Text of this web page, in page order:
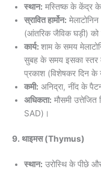
स्थान: मस्तिष्क के केंद्र
स्रावित हार्मोन:
(आंतरिक जैविक घड़ी) को
कार्य: शाम के समय
सुबह के समय इसका स्तर
प्रकाश (विशेषकर दिन के
कमी: अनिद्रा, नींद के
अधिकता: मौसमी
SAD)।
9. थाइमस (Thymus)
स्थान: उरोस्थि के पीछे